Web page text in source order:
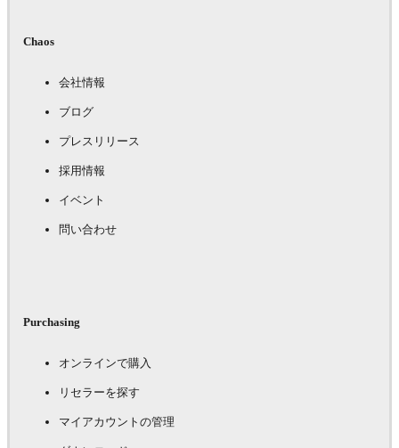
Chaos
会社情報
ブログ
プレスリリース
採用情報
イベント
問い合わせ
Purchasing
オンラインで購入
リセラーを探す
マイアカウントの管理